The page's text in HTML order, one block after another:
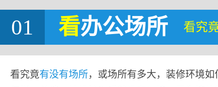
01 看办公场所 看究
看究竟有没有场所，或场所有多大，装修环境